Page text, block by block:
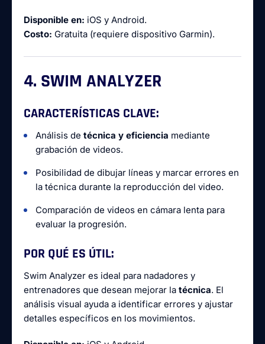
Disponible en: iOS y Android.
Costo: Gratuita (requiere dispositivo Garmin).
4. SWIM ANALYZER
CARACTERÍSTICAS CLAVE:
Análisis de técnica y eficiencia mediante
grabación de videos.
Posibilidad de dibujar líneas y marcar errores en
la técnica durante la reproducción del video.
Comparación de videos en cámara lenta para
evaluar la progresión.
POR QUÉ ES ÚTIL:
Swim Analyzer es ideal para nadadores y
entrenadores que desean mejorar la técnica. El
análisis visual ayuda a identificar errores y ajustar
detalles específicos en los movimientos.